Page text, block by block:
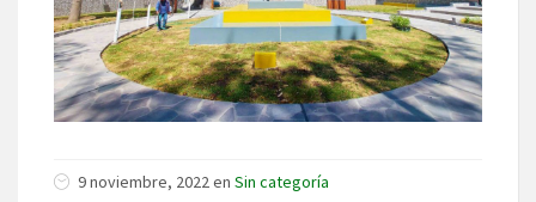
9 noviembre, 2022 en Sin categoría